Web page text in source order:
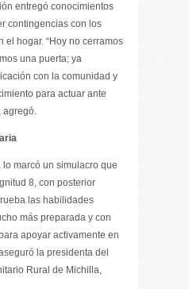
entregó conocimientos
contingencias con los
el hogar. “Hoy no cerramos
una puerta; ya
con la comunidad y
para actuar ante
agregó.
marcó un simulacro que
8, con posterior
las habilidades
más preparada y con
apoyar activamente en
la presidenta del
Rural de Michilla,